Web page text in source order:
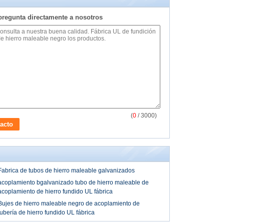
directamente a nosotros
(0 / 3000)
de tubos de hierro maleable galvanizados
bgalvanizado tubo de hierro maleable de
de hierro fundido UL fábrica
de hierro maleable negro de acoplamiento de
de hierro fundido UL fábrica